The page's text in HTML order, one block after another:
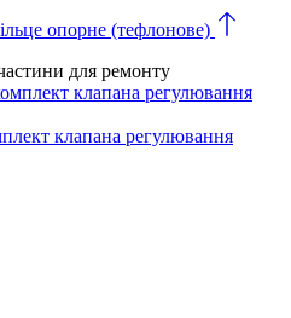
опорне (тефлонове)
для ремонту
клапана регулювання